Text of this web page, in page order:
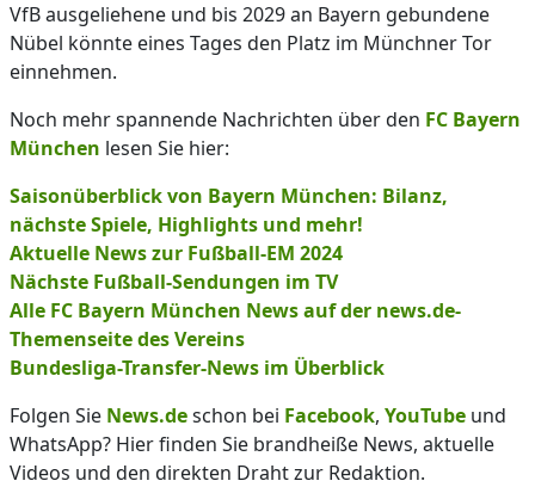
VfB ausgeliehene und bis 2029 an Bayern gebundene
Nübel könnte eines Tages den Platz im Münchner Tor
einnehmen.
Noch mehr spannende Nachrichten über den FC Bayern
München lesen Sie hier:
Saisonüberblick von Bayern München: Bilanz,
nächste Spiele, Highlights und mehr!
Aktuelle News zur Fußball-EM 2024
Nächste Fußball-Sendungen im TV
Alle FC Bayern München News auf der news.de-
Themenseite des Vereins
Bundesliga-Transfer-News im Überblick
Folgen Sie News.deschon bei Facebook, YouTube und
WhatsApp? Hier finden Sie brandheiße News, aktuelle
Videos und den direkten Draht zur Redaktion.